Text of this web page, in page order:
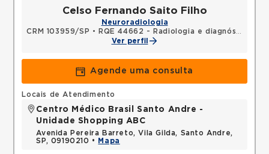
Celso Fernando Saito Filho
Neuroradiologia
CRM 103959/SP •
RQE 44662 - Radiologia e diagnóstico por imagem
Ver perfil
Agende uma consulta
Locais de Atendimento
Centro Médico Brasil Santo Andre -
Unidade Shopping ABC
Avenida Pereira Barreto, Vila Gilda, Santo Andre,
SP, 09190210 •
Mapa